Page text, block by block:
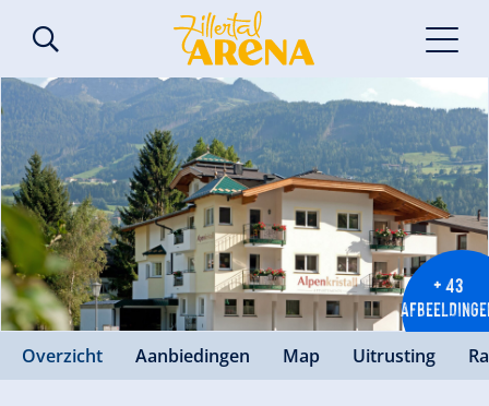
+ 43
Overzicht Aanbiedingen Map Uitrusting